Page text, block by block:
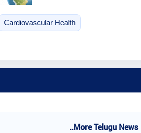
Cardiovascular Health
..More Telugu News